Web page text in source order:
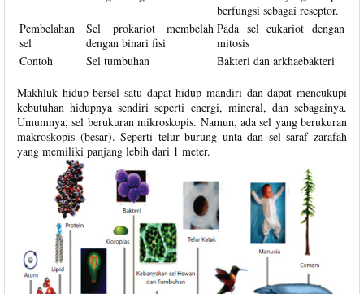
berfungsi sebagai reseptor.
Pembelahan
sel
Sel prokariot membelah
dengan binari fisi
Pada sel eukariot dengan
mitosis
Contoh
Sel tumbuhan Bakteri dan arkhaebakteri
Makhluk hidup bersel satu dapat hidup mandiri dan dapat mencukupi
kebutuhan hidupnya sendiri seperti energi, mineral, dan sebagainya.
Umumnya, sel berukuran mikroskopis. Namun, ada sel yang berukuran
makroskopis (besar). Seperti telur burung unta dan sel saraf zarafah
yang memiliki panjang lebih dari 1 meter.